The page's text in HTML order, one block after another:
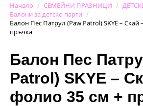
Начало СЕМЕЙНИ ПРАЗНИЦИ
Балони за детско парти
Балон Пес Патрул (Paw Patrol) SKYE – Скай
пръчка
Балон Пес
Patrol) SKYE –
фолио 35 см +